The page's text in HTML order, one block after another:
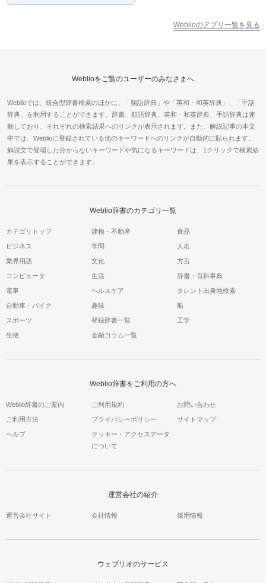
Weblioのアプリ一覧を見る
Weblioをご覧のユーザーのみなさまへ
Weblioでは、統合型辞書検索のほかに、「類語辞典」や「英和・和英辞典」、「手話
辞典」を利用することができます。辞書、類語辞典、英和・和英辞典、手話辞典は連
動しており、それぞれの検索結果へのリンクが表示されます。また、解説記事の本文
中では、Weblioに登録されている他のキーワードへのリンクが自動的に貼られます。
解説文で登場した分からないキーワードや気になるキーワードは、1クリックで検索結
果を表示することができます。
Weblio辞書のカテゴリ一覧
カテゴリトップ 建物・不動産 食品
ビジネス 学問 人名
業界用語 文化 方言
コンピュータ 生活 辞書・百科事典
電車 ヘルスケア タレント出身地検索
自動車・バイク 趣味 船
スポーツ 登録辞書一覧 工学
生物 金融コラム一覧
Weblio辞書をご利用の方へ
Weblio辞書のご案内 ご利用規約 お問い合わせ
ご利用方法 プライバシーポリシー サイトマップ
ヘルプ
クッキー・アクセスデータ
について
運営会社の紹介
運営会社サイト 会社情報 採用情報
ウェブリオのサービス